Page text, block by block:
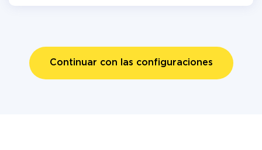
Continuar con las configuraciones